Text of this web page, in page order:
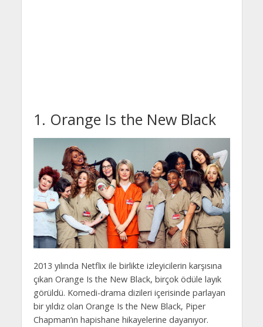
1. Orange Is the New Black
2013 yılında Netflix ile birlikte izleyicilerin karşısına
çıkan Orange Is the New Black, birçok ödüle layık
görüldü. Komedi-drama dizileri içerisinde parlayan
bir yıldız olan Orange Is the New Black, Piper
Chapman’ın hapishane hikayelerine dayanıyor.